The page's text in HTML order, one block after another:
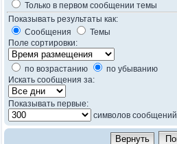
Только в первом сообщении темы
Показывать результаты как:
Сообщения
Темы
Поле сортировки:
по возрастанию
по убыванию
Искать сообщения за:
Показывать первые:
символов сообщений